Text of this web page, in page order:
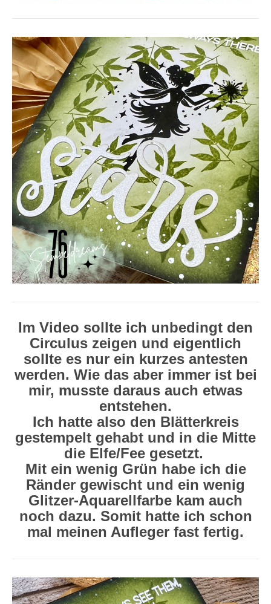
Im Video sollte ich unbedingt den
Circulus zeigen und eigentlich
sollte es nur ein kurzes antesten
werden. Wie das aber immer ist bei
mir, musste daraus auch etwas
entstehen.
Ich hatte also den Blätterkreis
gestempelt gehabt und in die Mitte
die Elfe/Fee gesetzt.
Mit ein wenig Grün habe ich die
Ränder gewischt und ein wenig
Glitzer-Aquarellfarbe kam auch
noch dazu. Somit hatte ich schon
mal meinen Aufleger fast fertig.